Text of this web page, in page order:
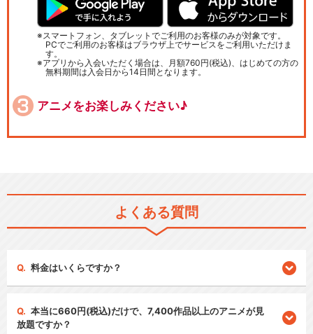
スマートフォン、タブレットでご利用のお客様のみが対象です。
PCでご利用のお客様はブラウザ上でサービスをご利用いただけま
す。
アプリから入会いただく場合は、月額760円(税込)、はじめての方の
無料期間は入会日から14日間となります。
アニメをお楽しみください♪
よくある質問
料金はいくらですか？
本当に660円(税込)だけで、7,400作品以上のアニメが見
放題ですか？